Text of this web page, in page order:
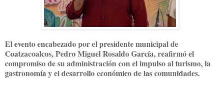
El evento encabezado por el presidente municipal de
Coatzacoalcos, Pedro Miguel Rosaldo García, reafirmó el
compromiso de su administración con el impulso al turismo, la
gastronomía y el desarrollo económico de las comunidades.